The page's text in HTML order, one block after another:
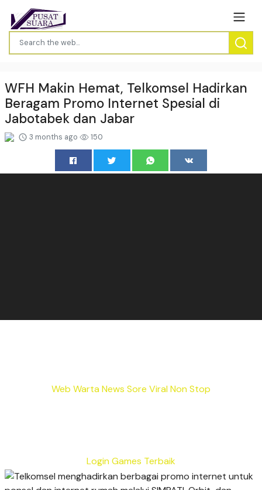
WFH Makin Hemat, Telkomsel Hadirkan
Beragam Promo Internet Spesial di
Jabotabek dan Jabar
3 months ago 150
Web Warta News Sore Viral Non Stop
Login Games Terbaik